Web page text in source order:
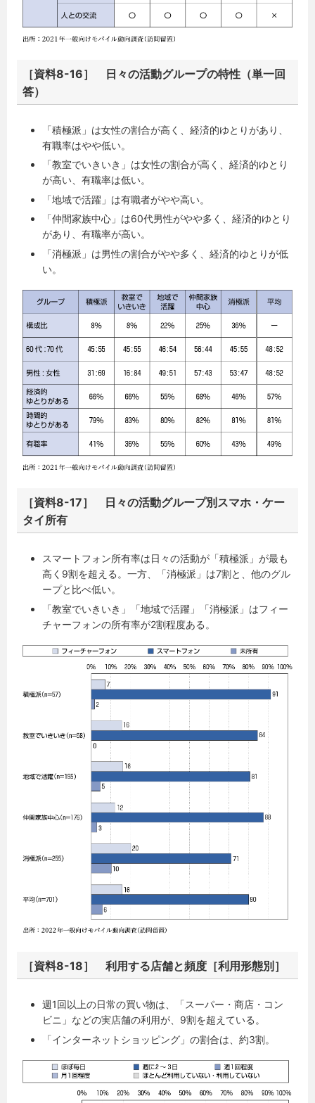
［資料8-16］ 日々の活動グループの特性（単一回
答）
「積極派」は女性の割合が高く、経済的ゆとりがあり、
有職率はやや低い。
「教室でいきいき」は女性の割合が高く、経済的ゆとり
が高い、有職率は低い。
「地域で活躍」は有職者がやや高い。
「仲間家族中心」は60代男性がやや多く、経済的ゆとり
があり、有職率が高い。
「消極派」は男性の割合がやや多く、経済的ゆとりが低
い。
［資料8-17］ 日々の活動グループ別スマホ・ケー
タイ所有
スマートフォン所有率は日々の活動が「積極派」が最も
高く9割を超える。一方、「消極派」は7割と、他のグル
ープと比べ低い。
「教室でいきいき」「地域で活躍」「消極派」はフィー
チャーフォンの所有率が2割程度ある。
［資料8-18］ 利用する店舗と頻度［利用形態別］
週1回以上の日常の買い物は、「スーパー・商店・コン
ビニ」などの実店舗の利用が、9割を超えている。
「インターネットショッピング」の割合は、約3割。